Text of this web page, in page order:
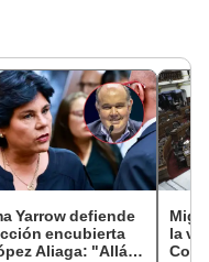
Yarrow defiende
encubierta
Aliaga: "Allá el
la